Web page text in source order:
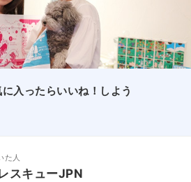
入ったらいいね！しよう
た人
スキューJPN